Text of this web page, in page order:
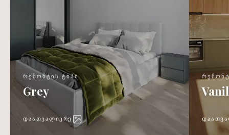
ᲠᲔᲛᲝᲜᲢᲘᲡ ᲢᲘᲞᲘ
Grey
ᲓᲐᲐᲗᲕᲐᲚᲘᲔᲠᲔ